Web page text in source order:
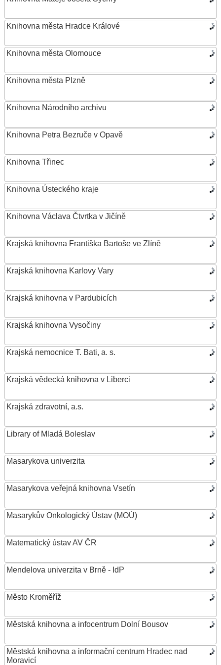
Knihovna města Hradce Králové
Knihovna města Olomouce
Knihovna města Plzně
Knihovna Národního archivu
Knihovna Petra Bezruče v Opavě
Knihovna Třinec
Knihovna Ústeckého kraje
Knihovna Václava Čtvrtka v Jičíně
Krajská knihovna Františka Bartoše ve Zlíně
Krajská knihovna Karlovy Vary
Krajská knihovna v Pardubicích
Krajská knihovna Vysočiny
Krajská nemocnice T. Bati, a. s.
Krajská vědecká knihovna v Liberci
Krajská zdravotní, a.s.
Library of Mladá Boleslav
Masarykova univerzita
Masarykova veřejná knihovna Vsetín
Masarykův Onkologický Ústav (MOÚ)
Matematický ústav AV ČR
Mendelova univerzita v Brně - IdP
Město Kroměříž
Městská knihovna a infocentrum Dolní Bousov
Městská knihovna a informační centrum Hradec nad
Moravicí